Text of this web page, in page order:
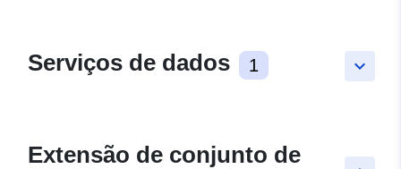
keyboard_arrow_down
Serviços de dados 1
Extensão de conjunto de